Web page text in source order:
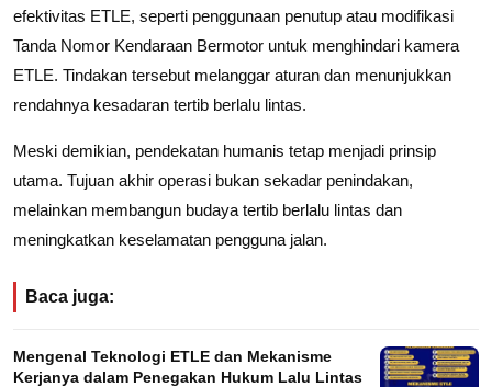
efektivitas ETLE, seperti penggunaan penutup atau modifikasi
Tanda Nomor Kendaraan Bermotor untuk menghindari kamera
ETLE. Tindakan tersebut melanggar aturan dan menunjukkan
rendahnya kesadaran tertib berlalu lintas.
Meski demikian, pendekatan humanis tetap menjadi prinsip
utama. Tujuan akhir operasi bukan sekadar penindakan,
melainkan membangun budaya tertib berlalu lintas dan
meningkatkan keselamatan pengguna jalan.
Baca juga:
Mengenal Teknologi ETLE dan Mekanisme
Kerjanya dalam Penegakan Hukum Lalu Lintas